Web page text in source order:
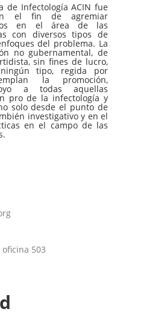
de Infectología ACIN fue
el fin de agremiar
en el área de las
con diversos tipos de
del problema. La
no gubernamental, de
sin fines de lucro,
tipo, regida por
la promoción,
a todas aquellas
pro de la infectología y
solo desde el punto de
investigativo y en el
en el campo de las
oficina 503